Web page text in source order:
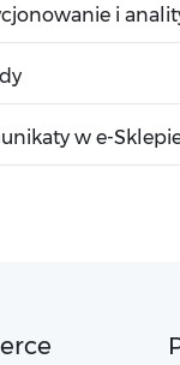
i
w e-